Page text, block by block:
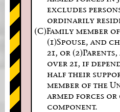
excludes
ordinarily
(C)Family member
(1)Spouse, and
21, or
over 21, if
half their
member of the
armed forces
component.